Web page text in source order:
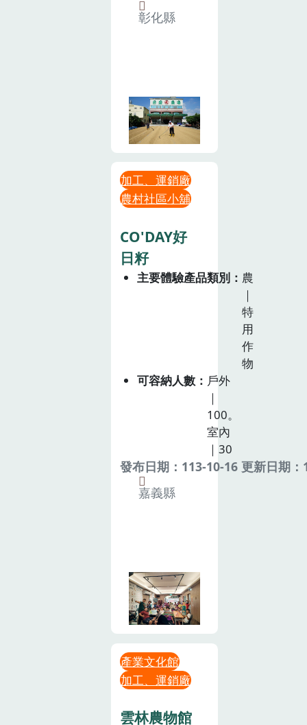
彰化縣
加工、運銷廠
農村社區小舖
CO'DAY好
日籽
主要體驗產品類別
農
｜
特
用
作
物
可容納人數
戶外
｜
100。
室內
｜30
發布日期：113-10-16 更新日期
嘉義縣
產業文化館
加工、運銷廠
雲林農物館